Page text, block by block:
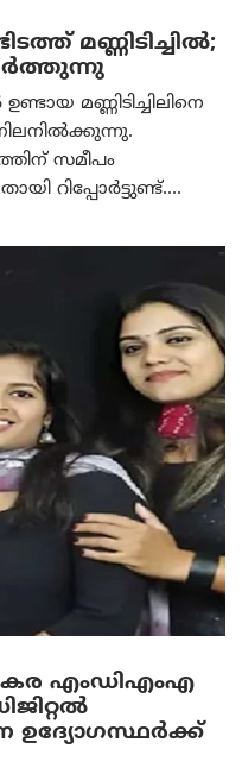
മണ്ണിടിച്ചിൽ;
മണ്ണിടിച്ചിലിനെ
സമീപം
റിപ്പോർട്ടുണ്ട്....
എംഡി‌എം‌എ